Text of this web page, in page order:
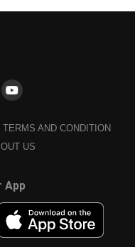
TERMS AND CONDITION
US
App